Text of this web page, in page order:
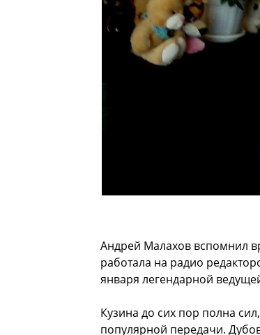
Андрей Малахов вспомнил
работала на радио
января легендарной
Кузина до сих пор полна
популярной передачи.